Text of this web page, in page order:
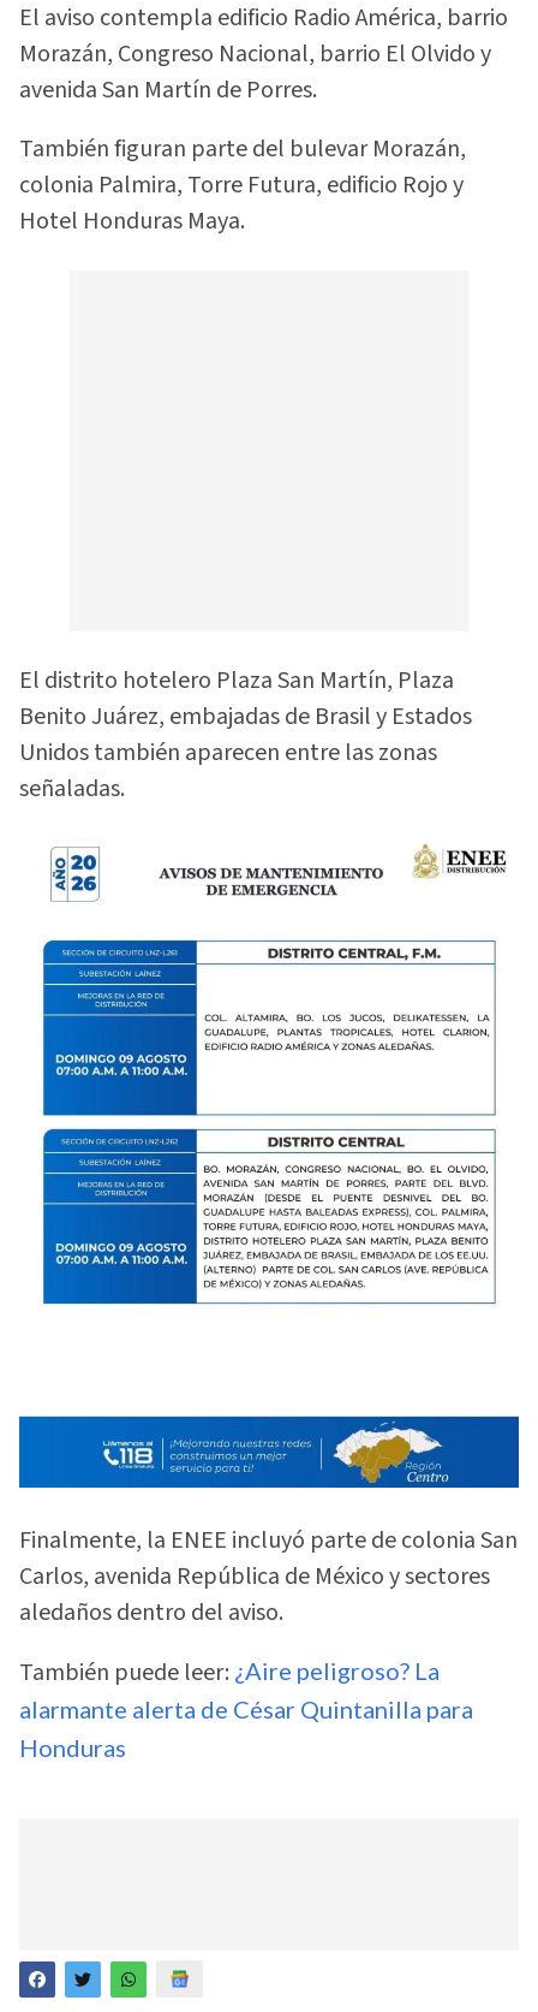
El aviso contempla edificio Radio América, barrio
Morazán, Congreso Nacional, barrio El Olvido y
avenida San Martín de Porres.
También figuran parte del bulevar Morazán,
colonia Palmira, Torre Futura, edificio Rojo y
Hotel Honduras Maya.
El distrito hotelero Plaza San Martín, Plaza
Benito Juárez, embajadas de Brasil y Estados
Unidos también aparecen entre las zonas
señaladas.
Finalmente, la ENEE incluyó parte de colonia San
Carlos, avenida República de México y sectores
aledaños dentro del aviso.
También puede leer: ¿Aire peligroso? La
alarmante alerta de César Quintanilla para
Honduras